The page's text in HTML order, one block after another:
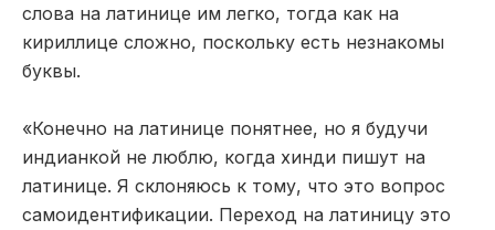
слова на латинице им легко, тогда как на
кириллице сложно, поскольку есть незнакомы
буквы.
«Конечно на латинице понятнее, но я будучи
индианкой не люблю, когда хинди пишут на
латинице. Я склоняюсь к тому, что это вопрос
самоидентификации. Переход на латиницу это